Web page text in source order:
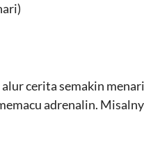
cerita semakin
adrenalin.